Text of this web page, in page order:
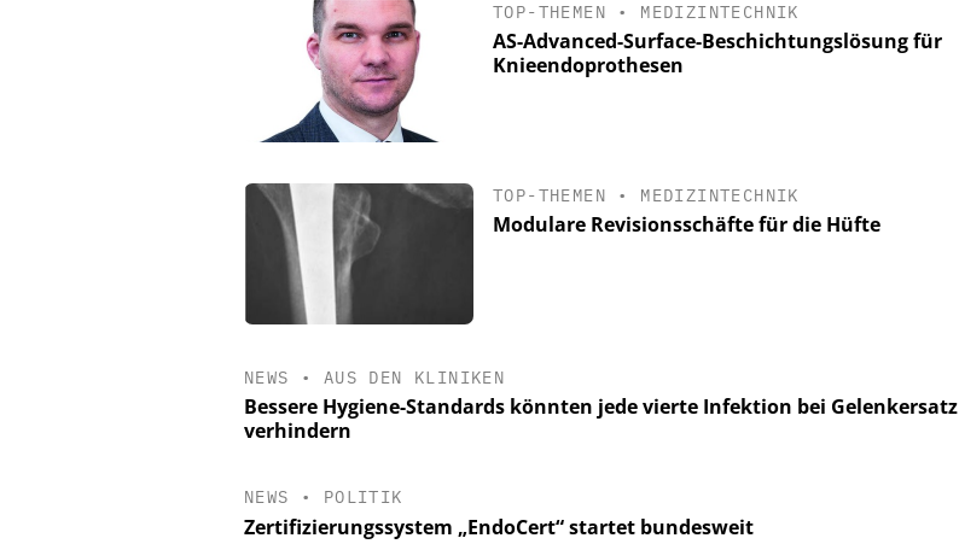
TOP-THEMEN • MEDIZINTECHNIK
AS-Advanced-Surface-Beschichtungslösung für
Knieendoprothesen
TOP-THEMEN • MEDIZINTECHNIK
Modulare Revisionsschäfte für die Hüfte
NEWS • AUS DEN KLINIKEN
Bessere Hygiene-Standards könnten jede vierte Infektion bei Gelenkersatz
verhindern
NEWS • POLITIK
Zertifizierungssystem „EndoCert“ startet bundesweit